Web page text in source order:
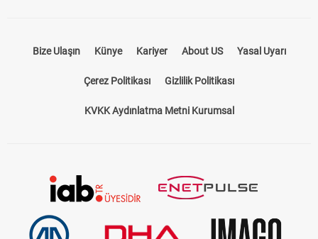
Bize Ulaşın Künye Kariyer About US Yasal Uyarı
Çerez Politikası Gizlilik Politikası
KVKK Aydınlatma Metni Kurumsal